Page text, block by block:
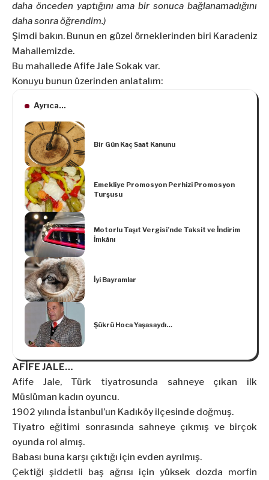
daha önceden yaptığını ama bir sonuca bağlanamadığını
daha sonra öğrendim.)
Şimdi bakın. Bunun en güzel örneklerinden biri Karadeniz
Mahallemizde.
Bu mahallede Afife Jale Sokak var.
Konuyu bunun üzerinden anlatalım:
Ayrıca...
Bir Gün Kaç Saat Kanunu
Emekliye Promosyon Perhizi Promosyon
Turşusu
Motorlu Taşıt Vergisi’nde Taksit ve İndirim
İmkânı
İyi Bayramlar
Şükrü Hoca Yaşasaydı…
AFİFE JALE…
Afife Jale, Türk tiyatrosunda sahneye çıkan ilk
Müslüman kadın oyuncu.
1902 yılında İstanbul’un Kadıköy ilçesinde doğmuş.
Tiyatro eğitimi sonrasında sahneye çıkmış ve birçok
oyunda rol almış.
Babası buna karşı çıktığı için evden ayrılmış.
Çektiği şiddetli baş ağrısı için yüksek dozda morfin